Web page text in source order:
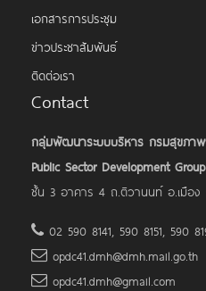
เอกสารการประชุม
ข่าวประชาสัมพันธ์
ติดต่อเรา
Contact
กลุ่มพัฒนาระบบบริหาร กรมสุขภา
Public Sector Development Group
ชั้น 3 อาคาร 4 ถ.ติวานนท์ อ.เมือง
02 590 8141, 590 8151, 590
opdc41.dmh@dmh.mail.go.th
opdc41.dmh@gmail.com